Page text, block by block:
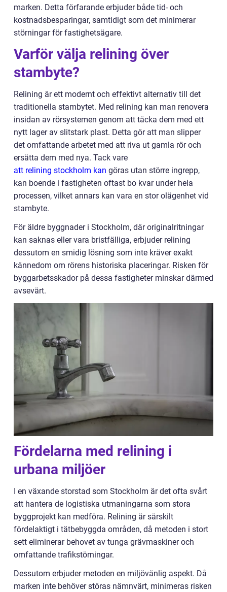
marken. Detta förfarande erbjuder både tid- och
kostnadsbesparingar, samtidigt som det minimerar
störningar för fastighetsägare.
Varför välja relining över
stambyte?
Relining är ett modernt och effektivt alternativ till det
traditionella stambytet. Med relining kan man renovera
insidan av rörsystemen genom att täcka dem med ett
nytt lager av slitstark plast. Detta gör att man slipper
det omfattande arbetet med att riva ut gamla rör och
ersätta dem med nya. Tack vare
att relining stockholm kan göras utan större ingrepp,
kan boende i fastigheten oftast bo kvar under hela
processen, vilket annars kan vara en stor olägenhet vid
stambyte.
För äldre byggnader i Stockholm, där originalritningar
kan saknas eller vara bristfälliga, erbjuder relining
dessutom en smidig lösning som inte kräver exakt
kännedom om rörens historiska placeringar. Risken för
byggarbetsskador på dessa fastigheter minskar därmed
avsevärt.
Fördelarna med relining i
urbana miljöer
I en växande storstad som Stockholm är det ofta svårt
att hantera de logistiska utmaningarna som stora
byggprojekt kan medföra. Relining är särskilt
fördelaktigt i tätbebyggda områden, då metoden i stort
sett eliminerar behovet av tunga grävmaskiner och
omfattande trafikstörningar.
Dessutom erbjuder metoden en miljövänlig aspekt. Då
marken inte behöver störas nämnvärt, minimeras risken